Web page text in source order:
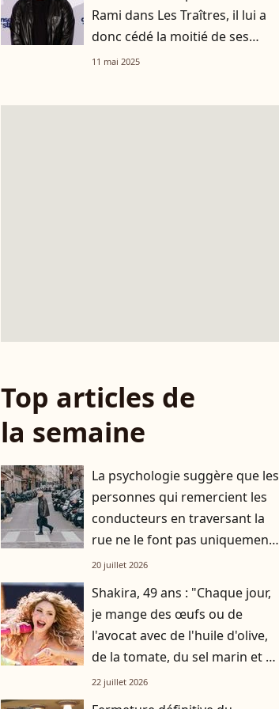
Rami dans Les Traîtres, il lui a
donc cédé la moitié de ses
gains
11 mai 2025
Top articles de
la semaine
La psychologie suggère que les
personnes qui remercient les
conducteurs en traversant la
rue ne le font pas uniquement
par gratitude
20 juillet 2026
Shakira, 49 ans : "Chaque jour,
je mange des œufs ou de
l'avocat avec de l'huile d'olive,
de la tomate, du sel marin et un
smoothie"
22 juillet 2026